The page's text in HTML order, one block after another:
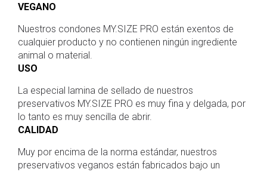
VEGANO
Nuestros condones MY.SIZE PRO están exentos de
cualquier producto y no contienen ningún ingrediente
animal o material.
USO
La especial lamina de sellado de nuestros
preservativos MY.SIZE PRO es muy fina y delgada, por
lo tanto es muy sencilla de abrir.
CALIDAD
Muy por encima de la norma estándar, nuestros
preservativos veganos están fabricados bajo un